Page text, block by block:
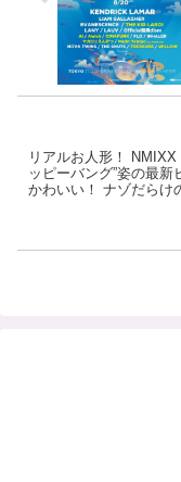
リアルお人形！ NMIXX
ッピーバング”姿の最新
かわいい！ ナゾだらけ